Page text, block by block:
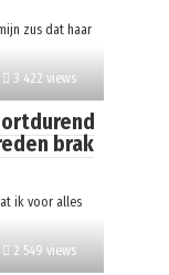
zus dat haar
3 422 views
brak
ik voor alles
2 549 views